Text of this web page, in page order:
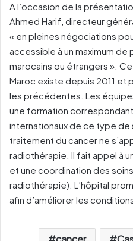
A l’occasion de la
Ahmed Harif, directeur
« en pleines négociations
accessible à un maximum de
marocains ou étrangers ».
Maroc existe depuis 2011 et
les précédentes. Les
une formation
internationaux de ce type de
traitement du cancer ne
radiothérapie. Il fait appel à
et une coordination des
radiothérapie). L’hôpital
afin d’améliorer les